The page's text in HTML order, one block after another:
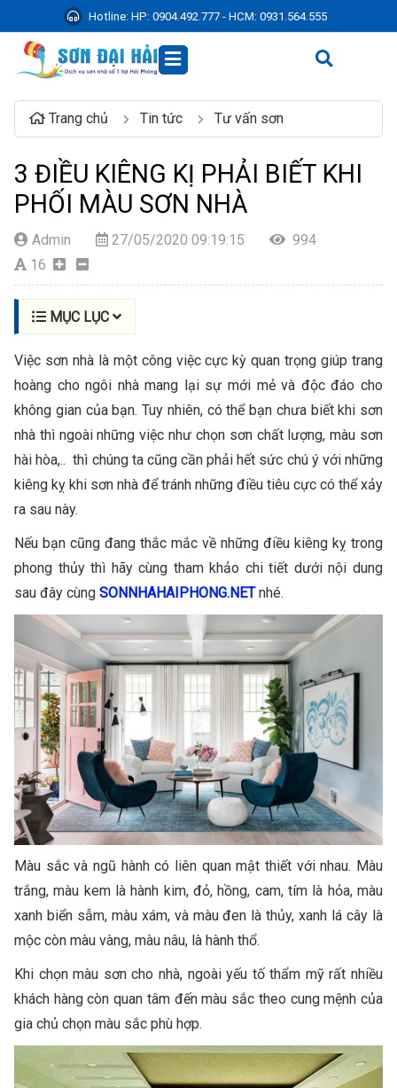
Hotline: HP: 0904.492.777 - HCM: 0931.564.555
Trang chủ Tin tức Tư vấn sơn
3 ĐIỀU KIÊNG KỊ PHẢI BIẾT KHI
PHỐI MÀU SƠN NHÀ
Admin 27/05/2020 09:19:15
994
16
MỤC LỤC
Việc sơn nhà là một công việc cực kỳ quan trọng giúp trang
hoàng cho ngôi nhà mang lại sự mới mẻ và độc đáo cho
không gian của bạn. Tuy nhiên, có thể bạn chưa biết khi sơn
nhà thì ngoài những việc như chọn sơn chất lượng, màu sơn
hài hòa,.. thì chúng ta cũng cần phải hết sức chú ý với những
kiêng kỵ khi sơn nhà để tránh những điều tiêu cực có thể xảy
ra sau này.
Nếu bạn cũng đang thắc mắc về những điều kiêng kỵ trong
phong thủy thì hãy cùng tham khảo chi tiết dưới nội dung
sau đây cùng SONNHAHAIPHONG.NETnhé.
Màu sắc và ngũ hành có liên quan mật thiết với nhau. Màu
trắng, màu kem là hành kim, đỏ, hồng, cam, tím là hỏa, màu
xanh biển sẫm, màu xám, và màu đen là thủy, xanh lá cây là
mộc còn màu vàng, màu nâu, là hành thổ.
Khi chọn màu sơn cho nhà, ngoài yếu tố thẩm mỹ rất nhiều
khách hàng còn quan tâm đến màu sắc theo cung mệnh của
gia chủ chọn màu sắc phù hợp.